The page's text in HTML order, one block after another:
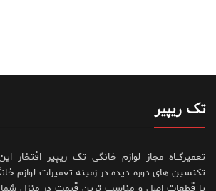
تک ریپیر
تعمیرگــاه مجاز لوازم خانگی تک ریپیر افتخار
تکنسین های دوره دیده در زمینه تعمیرات لوازم